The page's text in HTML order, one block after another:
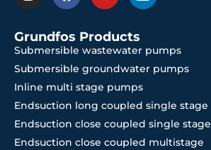
Grundfos Products
Submersible wastewater pumps
Submersible groundwater pumps
Inline multi stage pumps
Endsuction long coupled single stage
Endsuction close coupled single stage
Endsuction close coupled multistage